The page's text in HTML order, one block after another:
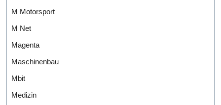
M Motorsport
M Net
Magenta
Maschinenbau
Mbit
Medizin